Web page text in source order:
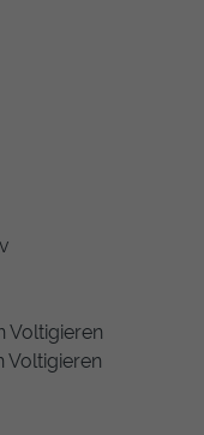
Voltigieren
Voltigieren